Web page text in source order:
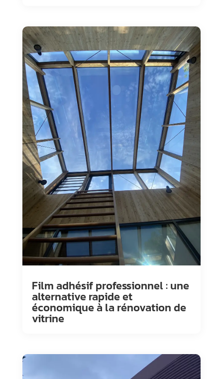
Film adhésif professionnel : une
alternative rapide et
économique à la rénovation de
vitrine